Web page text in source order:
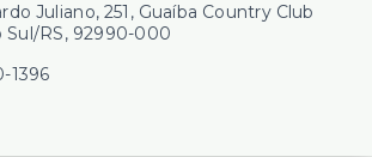
Juliano, 251, Guaíba Country Club
Sul/RS, 92990-000
1396